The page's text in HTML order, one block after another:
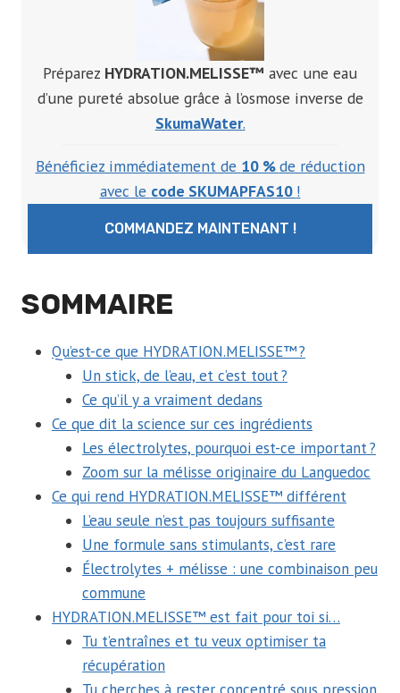
Préparez HYDRATION.MELISSE™ avec une eau
d’une pureté absolue grâce à l’osmose inverse de
SkumaWater.
Bénéficiez immédiatement de 10 %de réduction
avec le code SKUMAPFAS10 !
COMMANDEZ MAINTENANT !
SOMMAIRE
Qu’est-ce que HYDRATION.MELISSE™ ?
Un stick, de l’eau, et c’est tout ?
Ce qu’il y a vraiment dedans
Ce que dit la science sur ces ingrédients
Les électrolytes, pourquoi est-ce important ?
Zoom sur la mélisse originaire du Languedoc
Ce qui rend HYDRATION.MELISSE™ différent
L’eau seule n’est pas toujours suffisante
Une formule sans stimulants, c’est rare
Électrolytes + mélisse : une combinaison peu
commune
HYDRATION.MELISSE™ est fait pour toi si…
Tu t’entraînes et tu veux optimiser ta
récupération